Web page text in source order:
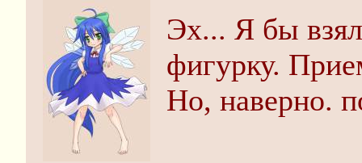
Эх... Я бы
фигурку.
Но, наверно.